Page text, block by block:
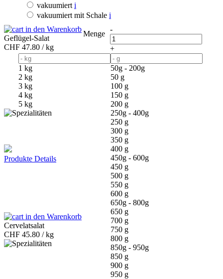
vakuumiert i
vakuumiert mit Schale i
-
+
Menge
50g - 200g
50 g
100 g
150 g
200 g
250g - 400g
250 g
300 g
350 g
400 g
450g - 600g
450 g
500 g
550 g
600 g
650g - 800g
650 g
700 g
750 g
800 g
850g - 950g
850 g
900 g
950 g
1 kg
2 kg
3 kg
4 kg
5 kg
in den Warenkorb
Geflügel-Salat
CHF 47.80 / kg
Produkte Details
in den Warenkorb
Cervelatsalat
CHF 45.80 / kg